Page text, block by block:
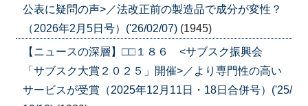
公表に疑問の声>／法改正前の製造品で成分が変性？
（2026年2月5日号）('26/02/07) (1945)
【ニュースの深層】□□１８６ <サブスク振興会
「サブスク大賞２０２５」開催>／より専門性の高い
サービスが受賞（2025年12月11日・18日合併号）('25/